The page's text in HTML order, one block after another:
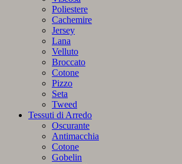
Poliestere
Cachemire
Jersey
Lana
Velluto
Broccato
Cotone
Pizzo
Seta
Tweed
Tessuti di Arredo
Oscurante
Antimacchia
Cotone
Gobelin